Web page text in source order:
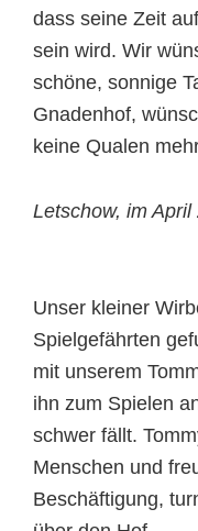
dass seine Zeit
sein wird. Wir
schöne, sonnige
Gnadenhof,
keine Qualen
Letschow, im April
Unser kleiner
Spielgefährten
mit unserem
ihn zum Spielen
schwer fällt.
Menschen und
Beschäftigung,